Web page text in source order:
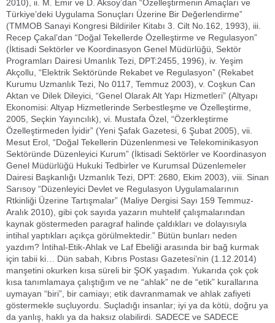
2010), ii. M. Emir ve D. Aksoy’dan “Özelleştirmenin Amaçları ve
Türkiye’deki Uygulama Sonuçları Üzerine Bir Değerlendirme”
(TMMOB Sanayi Kongresi Bildiriler Kitabı 3. Cilt No.162, 1993), iii.
Recep Çakal’dan “Doğal Tekellerde Özelleştirme ve Regulasyon”
(İktisadi Sektörler ve Koordinasyon Genel Müdürlüğü, Sektör
Programları Dairesi Umanlık Tezi, DPT:2455, 1996), iv. Yeşim
Akçollu, “Elektrik Sektöründe Rekabet ve Regulasyon” (Rekabet
Kurumu Uzmanlık Tezi, No 0117, Temmuz 2003), v. Coşkun Can
Aktan ve Dilek Dileyici, “Genel Olarak Alt Yapı Hizmetleri” (Altyapı
Ekonomisi: Altyap Hizmetlerinde Serbestleşme ve Özelleştirme,
2005, Seçkin Yayıncılık), vi. Mustafa Özel, “Özerkleştirme
Özelleştirmeden İyidir” (Yeni Şafak Gazetesi, 6 Şubat 2005), vii.
Mesut Erol, “Doğal Tekellerin Düzenlenmesi ve Telekominikasyon
Sektöründe Düzenleyici Kurum” (İktisadi Sektörler ve Koordinasyon
Genel Müdürlüğü Hukuki Tedbirler ve Kurumsal Düzenlemeler
Dairesi Başkanlığı Uzmanlık Tezi, DPT: 2680, Ekim 2003), viii. Sinan
Sarısoy “Düzenleyici Devlet ve Regulasyon Uygulamalarının
Rtkinliği Üzerine Tartışmalar” (Maliye Dergisi Sayı 159 Temmuz-
Aralık 2010), gibi çok sayıda yazarın muhtelif çalışmalarından
kaynak göstermeden paragraf halinde çaldıkları ve dolayısıyla
intihal yaptıkları açıkça görülmektedir.” Bütün bunları neden
yazdım? İntihal-Etik-Ahlak ve Laf Ebeliği arasında bir bağ kurmak
için tabii ki… Dün sabah, Kıbrıs Postası Gazetesi’nin (1.12.2014)
manşetini okurken kısa süreli bir ŞOK yaşadım. Yukarıda çok çok
kısa tanımlamaya çalıştığım ve ne “ahlak” ne de “etik” kurallarına
uymayan “biri”, bir camiayı; etik davranmamak ve ahlak zafiyeti
göstermekle suçluyordu. Suçladığı insanlar; iyi ya da kötü, doğru ya
da yanlış, haklı ya da haksız olabilirdi. SADECE ve SADECE